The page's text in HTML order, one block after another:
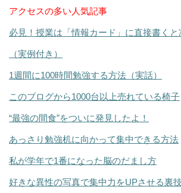
アクセスの多い人気記事
必見！授業は「情報カード」に直接書くと
（実例付き）
1週間に100時間勉強する方法（実話）
このブログから1000台以上売れている椅子
“最強の間食”をついに発見したよ！
あっさり勉強机に向かって集中できる方法
私が学年で1番になった脳のだまし方
好きな異性の写真で集中力をUPさせる裏技